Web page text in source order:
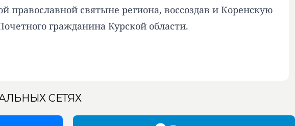
православной святыне региона, воссоздав и Коренскую
гражданина Курской области.
СЕТЯХ